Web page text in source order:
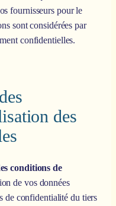
fournisseurs pour le
sont considérées par
confidentielles.
des
conditions de
de vos données
de confidentialité du tiers